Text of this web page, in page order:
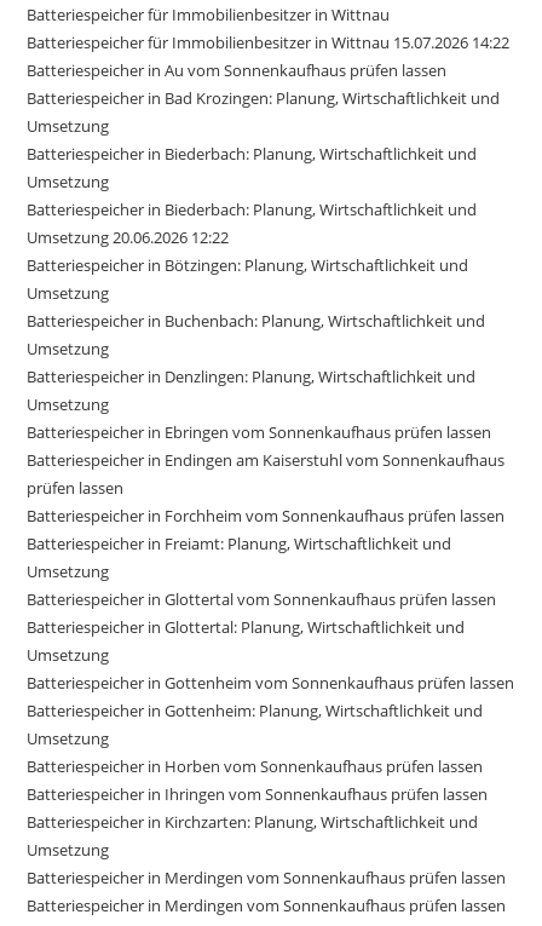
Batteriespeicher für Immobilienbesitzer in Wittnau
Batteriespeicher für Immobilienbesitzer in Wittnau 15.07.2026 14:22
Batteriespeicher in Au vom Sonnenkaufhaus prüfen lassen
Batteriespeicher in Bad Krozingen: Planung, Wirtschaftlichkeit und
Umsetzung
Batteriespeicher in Biederbach: Planung, Wirtschaftlichkeit und
Umsetzung
Batteriespeicher in Biederbach: Planung, Wirtschaftlichkeit und
Umsetzung 20.06.2026 12:22
Batteriespeicher in Bötzingen: Planung, Wirtschaftlichkeit und
Umsetzung
Batteriespeicher in Buchenbach: Planung, Wirtschaftlichkeit und
Umsetzung
Batteriespeicher in Denzlingen: Planung, Wirtschaftlichkeit und
Umsetzung
Batteriespeicher in Ebringen vom Sonnenkaufhaus prüfen lassen
Batteriespeicher in Endingen am Kaiserstuhl vom Sonnenkaufhaus
prüfen lassen
Batteriespeicher in Forchheim vom Sonnenkaufhaus prüfen lassen
Batteriespeicher in Freiamt: Planung, Wirtschaftlichkeit und
Umsetzung
Batteriespeicher in Glottertal vom Sonnenkaufhaus prüfen lassen
Batteriespeicher in Glottertal: Planung, Wirtschaftlichkeit und
Umsetzung
Batteriespeicher in Gottenheim vom Sonnenkaufhaus prüfen lassen
Batteriespeicher in Gottenheim: Planung, Wirtschaftlichkeit und
Umsetzung
Batteriespeicher in Horben vom Sonnenkaufhaus prüfen lassen
Batteriespeicher in Ihringen vom Sonnenkaufhaus prüfen lassen
Batteriespeicher in Kirchzarten: Planung, Wirtschaftlichkeit und
Umsetzung
Batteriespeicher in Merdingen vom Sonnenkaufhaus prüfen lassen
Batteriespeicher in Merdingen vom Sonnenkaufhaus prüfen lassen